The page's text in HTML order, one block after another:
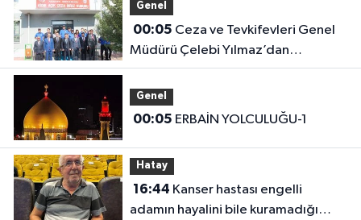
Genel
00:05
Müdürü Çelebi Yılmaz’dan
Iğdır’daki Kurumlara Ziyaret ve
Üretim İncelemesi
Genel
00:05 ERBAİN YOLCULUĞU-1
Hatay
16:44
adamın hayalini bile kuramadığı